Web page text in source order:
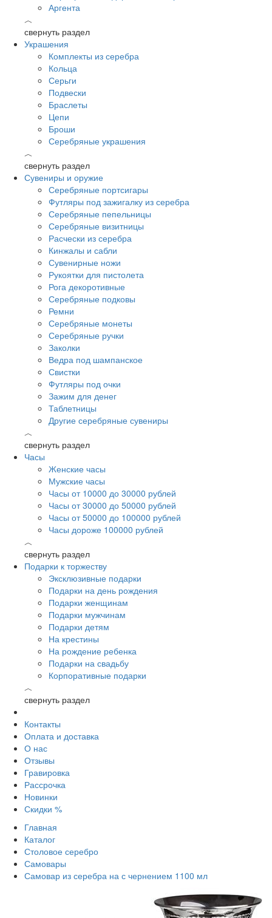
Аргента
︿
свернуть раздел
Украшения
Комплекты из серебра
Кольца
Серьги
Подвески
Браслеты
Цепи
Броши
Серебряные украшения
︿
свернуть раздел
Сувениры и оружие
Серебряные портсигары
Футляры под зажигалку из серебра
Серебряные пепельницы
Серебряные визитницы
Расчески из серебра
Кинжалы и сабли
Сувенирные ножи
Рукоятки для пистолета
Рога декоротивные
Серебряные подковы
Ремни
Серебряные монеты
Серебряные ручки
Заколки
Ведра под шампанское
Свистки
Футляры под очки
Зажим для денег
Таблетницы
Другие серебряные сувениры
︿
свернуть раздел
Часы
Женские часы
Мужские часы
Часы от 10000 до 30000 рублей
Часы от 30000 до 50000 рублей
Часы от 50000 до 100000 рублей
Часы дороже 100000 рублей
︿
свернуть раздел
Подарки к торжеству
Эксклюзивные подарки
Подарки на день рождения
Подарки женщинам
Подарки мужчинам
Подарки детям
На крестины
На рождение ребенка
Подарки на свадьбу
Корпоративные подарки
︿
свернуть раздел
Контакты
Оплата и доставка
О нас
Отзывы
Гравировка
Рассрочка
Новинки
Скидки %
Главная
Каталог
Столовое серебро
Самовары
Самовар из серебра на с чернением 1100 мл